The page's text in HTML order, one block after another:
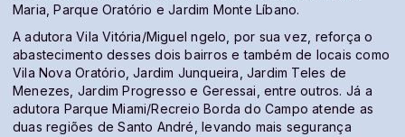
Maria, Parque Oratório e Jardim Monte Líbano.
A adutora Vila Vitória/Miguel ngelo, por sua vez, reforça o
abastecimento desses dois bairros e também de locais como
Vila Nova Oratório, Jardim Junqueira, Jardim Teles de
Menezes, Jardim Progresso e Geressai, entre outros. Já a
adutora Parque Miami/Recreio Borda do Campo atende as
duas regiões de Santo André, levando mais segurança